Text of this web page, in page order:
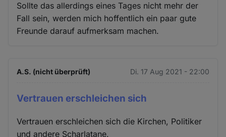
Sollte das allerdings eines Tages nicht mehr der
Fall sein, werden mich hoffentlich ein paar gute
Freunde darauf aufmerksam machen.
A.S. (nicht überprüft) Di. 17 Aug 2021 - 22:00
Vertrauen erschleichen sich
Vertrauen erschleichen sich die Kirchen, Politiker
und andere Scharlatane.